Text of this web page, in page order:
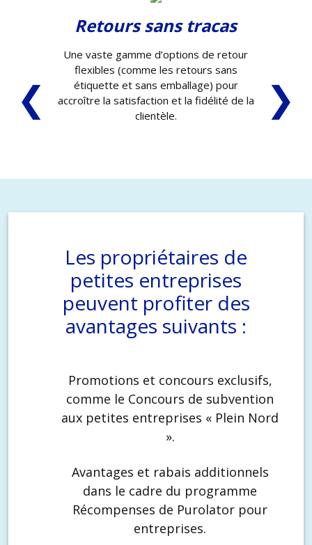
Retours sans tracas
Une vaste gamme d’options de retour
flexibles (comme les retours sans
étiquette et sans emballage) pour
accroître la satisfaction et la fidélité de la
clientèle.
❮ ❯
Les propriétaires de
petites entreprises
peuvent profiter des
avantages suivants :
Promotions et concours exclusifs,
comme le Concours de subvention
aux petites entreprises « Plein Nord
».
Avantages et rabais additionnels
dans le cadre du programme
Récompenses de Purolator pour
entreprises.